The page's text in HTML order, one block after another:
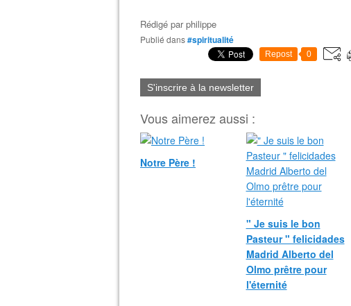
Rédigé parphilippe
Publié dans#spiritualité
Repost 0
S'inscrire à la newsletter
Vous aimerez aussi :
Notre Père !
" Je suis le bon
Pasteur " felicidades
Madrid Alberto del
Olmo prêtre pour
l'éternité